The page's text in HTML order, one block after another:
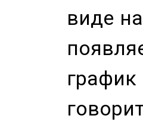
виде